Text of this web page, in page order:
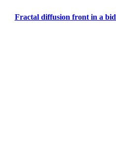
Fractal diffusion front in a